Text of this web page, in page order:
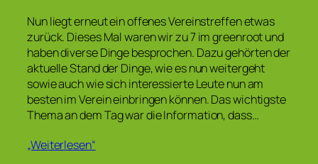
Nun liegt erneut ein offenes Vereinstreffen etwas
zurück. Dieses Mal waren wir zu 7 im greenroot und
haben diverse Dinge besprochen. Dazu gehörten der
aktuelle Stand der Dinge, wie es nun weitergeht
sowie auch wie sich interessierte Leute nun am
besten im Verein einbringen können. Das wichtigste
Thema an dem Tag war die Information, dass…
„Weiterlesen“